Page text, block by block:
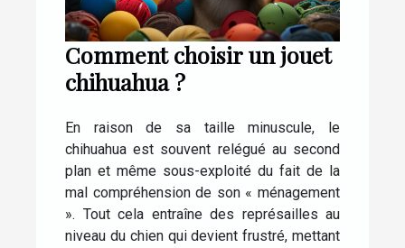
Comment choisir un jouet
chihuahua ?
En raison de sa taille minuscule, le
chihuahua est souvent relégué au second
plan et même sous-exploité du fait de la
mal compréhension de son « ménagement
». Tout cela entraîne des représailles au
niveau du chien qui devient frustré, mettant